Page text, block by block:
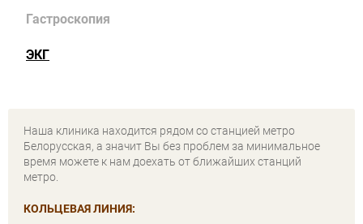
Гастроскопия
ЭКГ
Наша клиника находится рядом со станцией метро
Белорусская, а значит Вы без проблем за минимальное
время можете к нам доехать от ближайших станций
метро.
КОЛЬЦЕВАЯ ЛИНИЯ: